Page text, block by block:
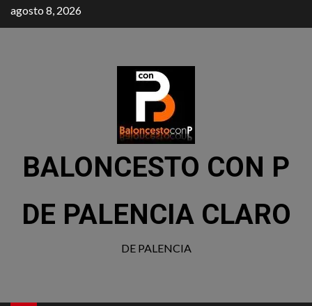
agosto 8, 2026
BALONCESTO CON P
DE PALENCIA CLARO
DE PALENCIA